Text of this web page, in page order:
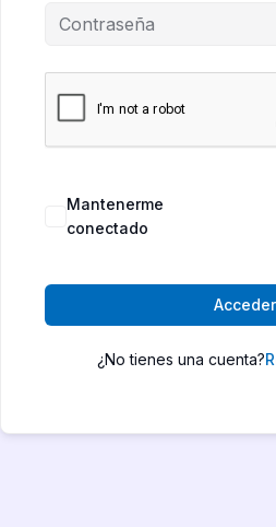
Mantenerme
conectado
Acceder
¿No tienes una cuenta?